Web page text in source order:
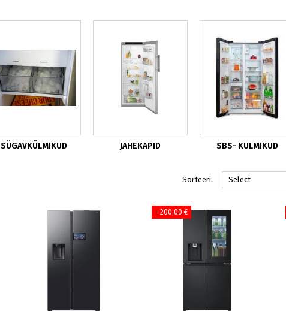
SÜGAVKÜLMIKUD JAHEKAPID SBS- KULMIKUD
Sorteeri: Select
- 200,00 €